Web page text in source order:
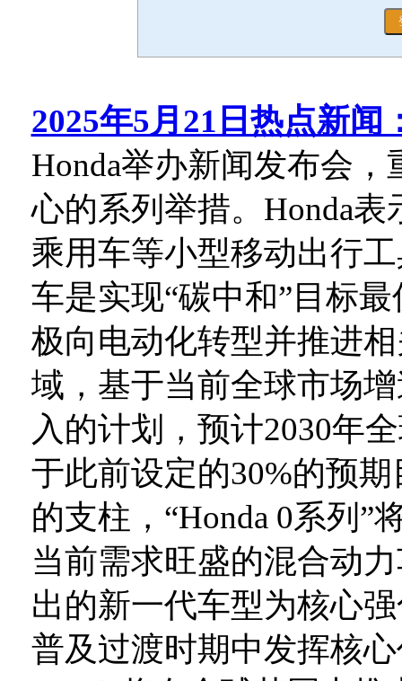
2025年5月21日热点新闻
Honda举办新闻发布会
心的系列举措。Honda
乘用车等小型移动出行
车是实现“碳中和”目标
极向电动化转型并推进
域，基于当前全球市场
入的计划，预计2030年
于此前设定的30%的预
的支柱，“Honda 0系列”
当前需求旺盛的混合动
出的新一代车型为核心
普及过渡时期中发挥核